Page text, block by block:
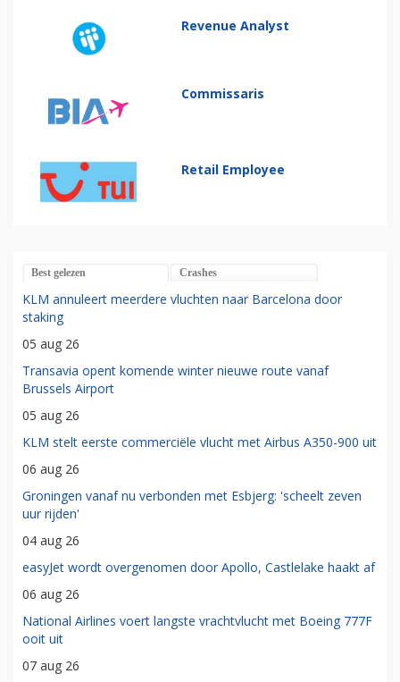
Revenue Analyst
Commissaris
Retail Employee
Best gelezen Crashes
KLM annuleert meerdere vluchten naar Barcelona door
staking
05 aug 26
Transavia opent komende winter nieuwe route vanaf
Brussels Airport
05 aug 26
KLM stelt eerste commerciële vlucht met Airbus A350-900 uit
06 aug 26
Groningen vanaf nu verbonden met Esbjerg: 'scheelt zeven
uur rijden'
04 aug 26
easyJet wordt overgenomen door Apollo, Castlelake haakt af
06 aug 26
National Airlines voert langste vrachtvlucht met Boeing 777F
ooit uit
07 aug 26